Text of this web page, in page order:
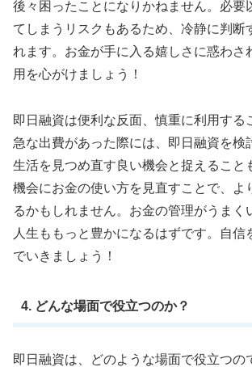
後々困ったことになりかねません。必要
てしまうリスクもあるため、冷静に判断
れます。お金が手に入る嬉しさに惑わさ
用を心がけましょう！
即日融資は便利な反面、慎重に利用する
急な出費があった際には、即日融資を検
生活を見つめ直す良い機会と捉えること
機会にお金の使い方を見直すことで、よ
るかもしれません。お金の管理がうまく
人生ももっと豊かになるはずです。自信
でいきましょう！
4. どんな場面で役立つのか？
即日融資は、どのような場面で役立つの